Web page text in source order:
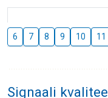
6 7 8 9 10 11
Signaali